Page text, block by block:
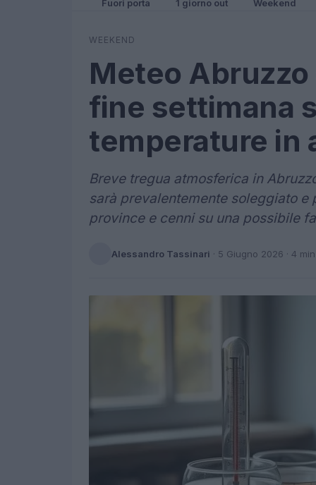
Fuori porta 1 giorno out Weekend
WEEKEND
Meteo
fine settimana
temperature in
Breve tregua atmosferica in
sarà prevalentemente soleggiato
province e cenni su una possibile
Alessandro Tassinari · 5 Giugno 2026 · 4 min